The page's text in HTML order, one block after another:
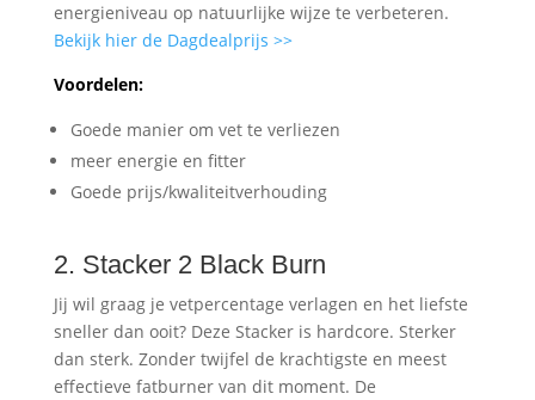
energieniveau op natuurlijke wijze te verbeteren.
Bekijk hier de Dagdealprijs >>
Voordelen:
Goede manier om vet te verliezen
meer energie en fitter
Goede prijs/kwaliteitverhouding
2. Stacker 2 Black Burn
Jij wil graag je vetpercentage verlagen en het liefste
sneller dan ooit? Deze Stacker is hardcore. Sterker
dan sterk. Zonder twijfel de krachtigste en meest
effectieve fatburner van dit moment. De